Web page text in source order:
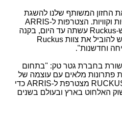
החזון המשותף שלנו להשגת
וקוויות. הצטרפות ל-ARRIS
Ruckus עשתה עד היום, בקנה
להוביל את צוות Ruckus
וחדשנות".
בחברת גטר טק: "בתחום
פתרונות מלאים עם עוצמה של
מצטרפת ל-ARRIS כדי
האלחוט בארץ ובעולם בשנים